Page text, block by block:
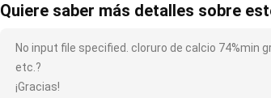
Quiere saber más detalles sobre
No input file specified. cloruro de calcio 74%min
etc.?
¡Gracias!